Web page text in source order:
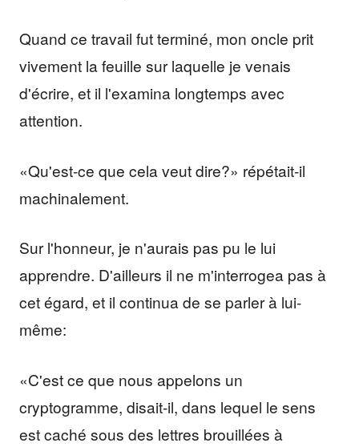
Quand ce travail fut terminé, mon oncle prit
vivement la feuille sur laquelle je venais
d'écrire, et il l'examina longtemps avec
attention.
«Qu'est-ce que cela veut dire?» répétait-il
machinalement.
Sur l'honneur, je n'aurais pas pu le lui
apprendre. D'ailleurs il ne m'interrogea pas à
cet égard, et il continua de se parler à lui-
même:
«C'est ce que nous appelons un
cryptogramme, disait-il, dans lequel le sens
est caché sous des lettres brouillées à